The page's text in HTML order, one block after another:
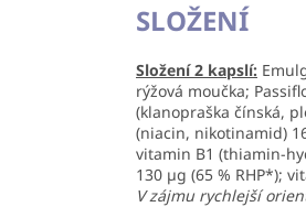
SLOŽENÍ
Složení 2 kapslí:
rýžová moučka;
(klanopraška čínská,
(niacin, nikotinamid)
vitamin B1 (thiamin-
130 µg (65 % RHP*);
V zájmu rychlejší